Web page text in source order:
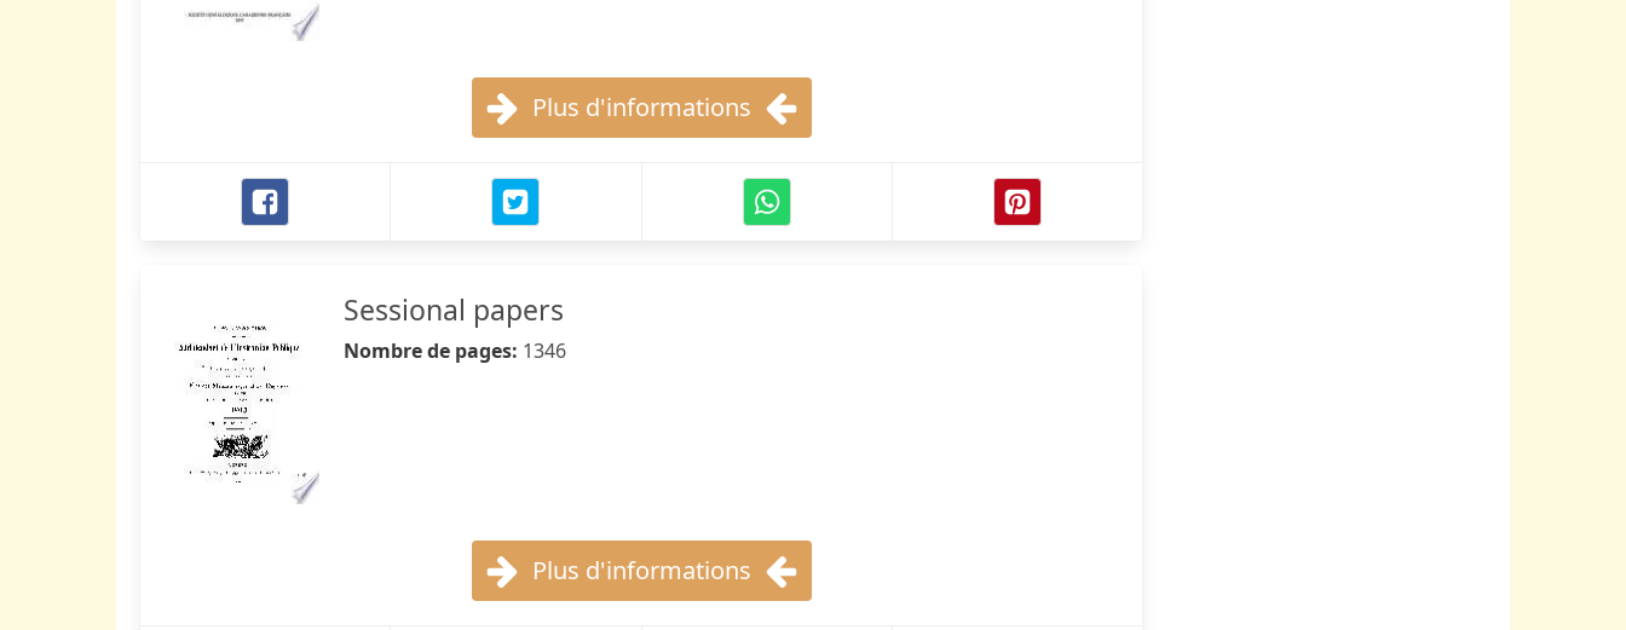
Plus d'informations
Sessional papers
Nombre de pages: 1346
Plus d'informations